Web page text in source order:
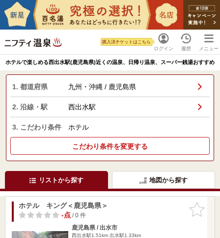
ログイン
購入済チケットはこちら
履歴 メニュー
ホテルで楽しめる西出水駅(鹿児島県)近くの温泉、日帰り温泉、スーパー銭湯おすすめ
1. 都道府県 九州・沖縄 / 鹿児島県
2. 沿線・駅 西出水駅
3. こだわり条件 ホテル
こだわり条件を変更する
リストから探す 地図から探す
お気に入
りに追加
ホテル キング＜鹿児島県＞
-点/ 0 件
鹿児島県 / 出水市
西出水駅1.51km 出水駅1.33km